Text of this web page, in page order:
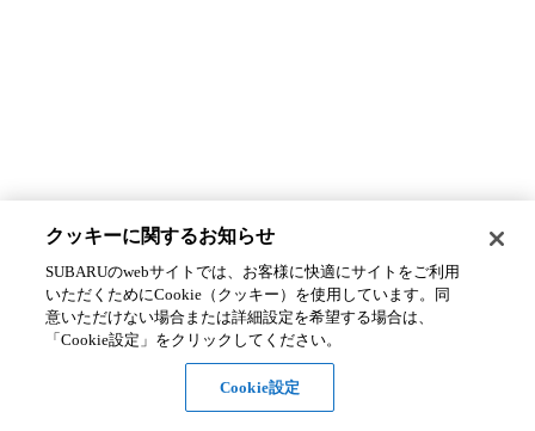
クッキーに関するお知らせ​
SUBARUのwebサイトでは、お客様に快適にサイトをご利用
いただくためにCookie（クッキー）を使用しています。​ 同
意いただけない場合または詳細設定を希望する場合は、
「Cookie設定」をクリックしてください。​
Cookie設定